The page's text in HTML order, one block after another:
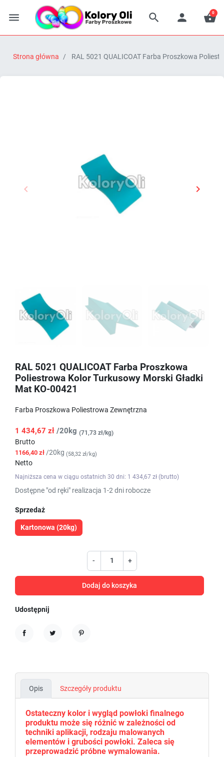
   
0
Strona główna RAL 5021 QUALICOAT Farba Proszkowa
Poprzedni
 
RAL 5021 QUALICOAT Farba Proszkowa
Poliestrowa Kolor Turkusowy Morski Gładki
Mat KO-00421
Farba Proszkowa Poliestrowa Zewnętrzna
1 434,67 zł /20kg (71,73 zł/kg)
Brutto
1166,40 zł /20kg (58,32 zł/kg)
Netto
Najniższa cena w ciągu ostatnich 30 dni: 1 434,67 zł (brutto)
Dostępne "od ręki" realizacja 1-2 dni robocze
Sprzedaż
Kartonowa (20kg)
- +
Dodaj do koszyka
Udostępnij
Opis Szczegóły produktu
Ostateczny kolor i wygląd powłoki finalnego
produktu może się różnić w zależności od
techniki aplikacji, rodzaju malowanych
elementów i grubości powłoki. Zaleca się
przeprowadzić próbne wymalowania.